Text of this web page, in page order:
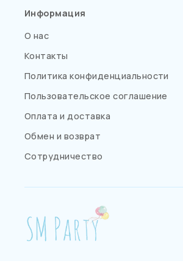
Информация
О нас
Контакты
Политика конфиденциальности
Пользовательское соглашение
Оплата и доставка
Обмен и возврат
Сотрудничество